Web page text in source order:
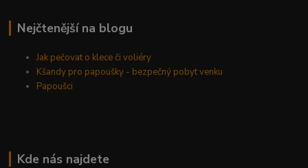
Nejčtenější na blogu
Jak pečovat o klece či voliéry
Kšandy pro papoušky - bezpečný pobyt venku
Papoušci
Kde nás najdete